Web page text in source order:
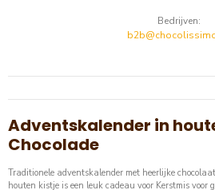
Bedrijven:
Adventskalender in
Chocolade
Traditionele adventskalender met heerlijke
houten kistje is een leuk cadeau voor Kerstmis voor